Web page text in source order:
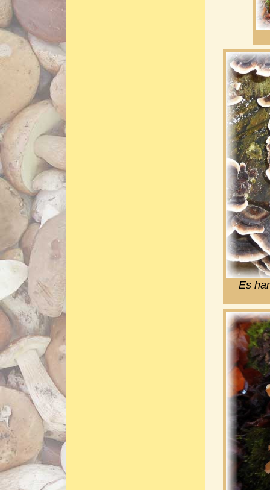
Es